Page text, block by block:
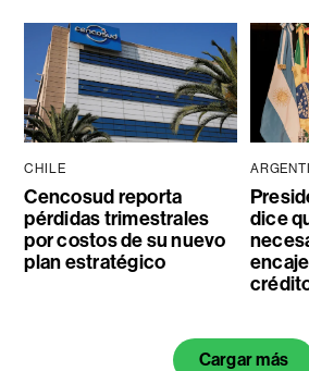
CHILE
Cencosud reporta
pérdidas trimestrales
por costos de su nuevo
plan estratégico
dice
Cargar más